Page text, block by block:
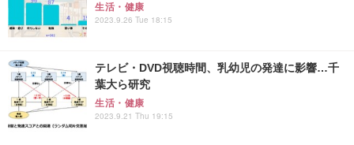
生活・健康
2023.9.26 Tue 18:15
テレビ・DVD視聴時間、乳幼児の発達に影響…千
葉大ら研究
生活・健康
2023.9.21 Thu 19:15